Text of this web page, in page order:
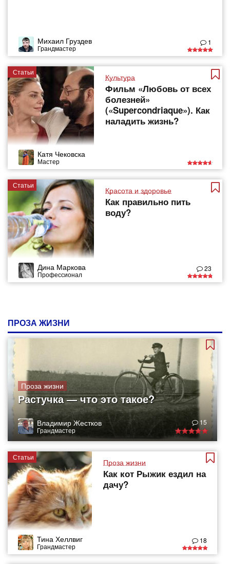
Михаил Груздев
Грандмастер
1
Статьи
Культура
Фильм «Любовь от всех
болезней»
(«Supercondriaque»). Как
наладить жизнь?
Катя Чековска
Мастер
Статьи
Красота и здоровье
Как правильно пить
воду?
Дина Маркова
Профессионал
23
ПРОЗА ЖИЗНИ
Проза жизни
Растучка — что это такое?
Владимир Жестков
Грандмастер
15
Статьи
Проза жизни
Как кот Рыжик ездил на
дачу?
Тина Хеллвиг
Грандмастер
18